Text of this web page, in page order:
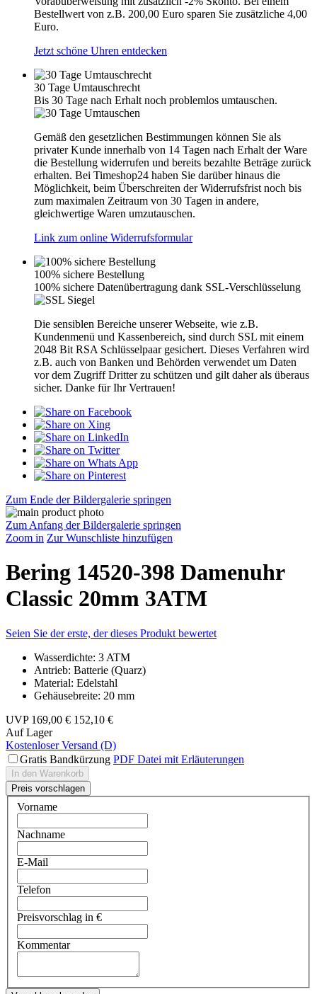
Bestellwert von z.B. 200,00 Euro sparen Sie zusätzliche 4,00
Euro.
Jetzt schöne Uhren entdecken
30 Tage Umtauschrecht
Bis 30 Tage nach Erhalt noch problemlos umtauschen.
Gemäß den gesetzlichen Bestimmungen können Sie als
privater Kunde innerhalb von 14 Tagen nach Erhalt der Ware
die Bestellung widerrufen und bereits bezahlte Beträge zurück
erhalten. Bei Timeshop24 haben Sie darüber hinaus die
Möglichkeit, beim Überschreiten der Widerrufsfrist noch bis
zum maximalen Zeitraum von 30 Tagen in andere,
gleichwertige Waren umzutauschen.
Link zum online Widerrufsformular
100% sichere Bestellung
100% sichere Datenübertragung dank SSL-Verschlüsselung
Die sensiblen Bereiche unserer Webseite, wie z.B.
Kundenmenü und Kassenbereich, sind durch SSL mit einem
2048 Bit RSA Schlüsselpaar gesichert. Dieses Verfahren wird
z.B. auch von Banken und Behörden verwendet um Daten
vor dem Zugriff Dritter zu schützen und gilt daher als überaus
sicher. Danke für Ihr Vertrauen!
Zum Ende der Bildergalerie springen
Zum Anfang der Bildergalerie springen
Zoom in Zur Wunschliste hinzufügen
Bering 14520-398 Damenuhr
Classic 20mm 3ATM
Seien Sie der erste, der dieses Produkt bewertet
Wasserdichte: 3 ATM
Antrieb: Batterie (Quarz)
Material: Edelstahl
Gehäusebreite: 20 mm
UVP 169,00 € 152,10 €
Auf Lager
Kostenloser Versand (D)
Gratis Bandkürzung PDF Datei mit Erläuterungen
In den Warenkorb
Preis vorschlagen
Vorname
Nachname
E-Mail
Telefon
Preisvorschlag in €
Kommentar